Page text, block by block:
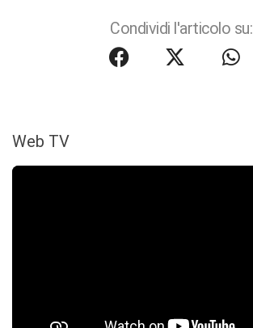
Condividi l'articolo su:
Web TV